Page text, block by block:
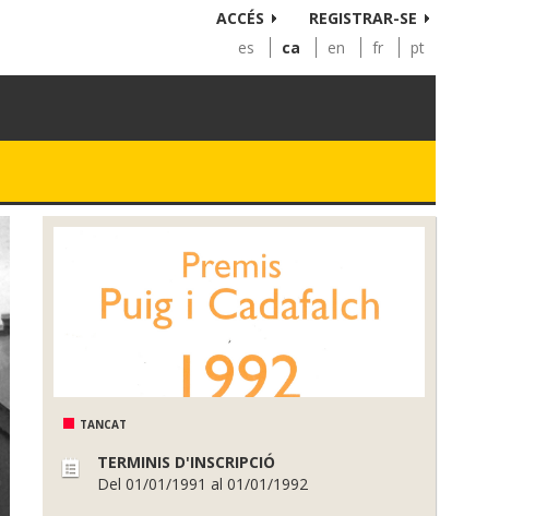
ACCÉS
REGISTRAR-SE
es
ca en fr pt
TANCAT
TERMINIS D'INSCRIPCIÓ
Del 01/01/1991 al 01/01/1992